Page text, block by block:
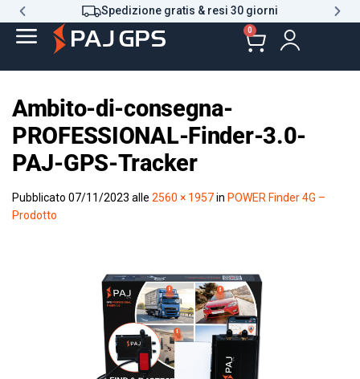
Spedizione gratis & resi 30 giorni
0
Ambito-di-consegna-
PROFESSIONAL-Finder-3.0-
PAJ-GPS-Tracker
Pubblicato 07/11/2023 alle 2560 × 1957in POWER Finder 4G –
Prodotto